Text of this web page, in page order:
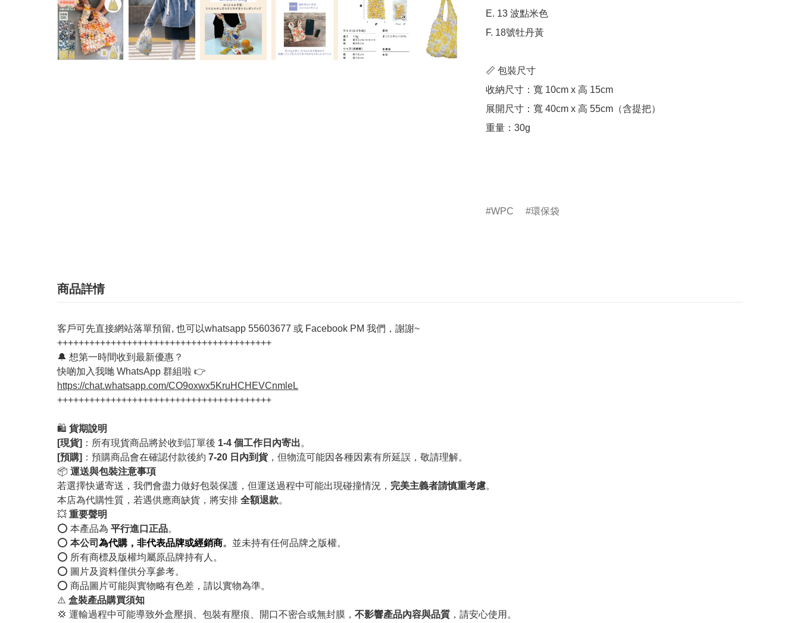
E. 13 波點米色
F. 18號牡丹黃
📏 包裝尺寸
收納尺寸：寬 10cm x 高 15cm
展開尺寸：寬 40cm x 高 55cm（含提把）
重量：30g
WPC 環保袋
商品詳情
客戶可先直接網站落單預留, 也可以whatsapp 55603677 或 Facebook PM 我們，謝謝~
++++++++++++++++++++++++++++++++++++++++
🔔 想第一時間收到最新優惠？
快啲加入我哋 WhatsApp 群組啦 👉
https://chat.whatsapp.com/CO9oxwx5KruHCHEVCnmleL
++++++++++++++++++++++++++++++++++++++++
🛍️ 貨期說明
[現貨] ：所有現貨商品將於收到訂單後 1-4 個工作日內寄出。
[預購] ：預購商品會在確認付款後約 7-20 日內到貨，但物流可能因各種因素有所延誤，敬請理解。
📦 運送與包裝注意事項
若選擇快遞寄送，我們會盡力做好包裝保護，但運送過程中可能出現碰撞情況， 完美主義者請慎重考慮。
本店為代購性質，若遇供應商缺貨，將安排 全額退款。
💥 重要聲明
⭕️ 本產品為 平行進口正品。
⭕️ 本公司 為代購，非代表品牌或經銷商。 並未持有任何品牌之版權。
⭕️ 所有商標及版權均屬原品牌持有人。
⭕️ 圖片及資料僅供分享參考。
⭕️ 商品圖片可能與實物略有色差，請以實物為準。
⚠️ 盒裝產品購買須知
💢 運輸過程中可能導致外盒壓損、包裝有壓痕、開口不密合或無封膜， 不影響產品內容與品質 ，請安心使用。